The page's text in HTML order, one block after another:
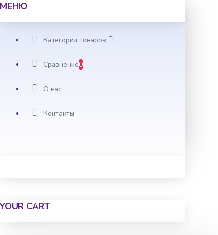
МЕНЮ
Категории товаров
Сравнение0
О нас
Контакты
YOUR CART